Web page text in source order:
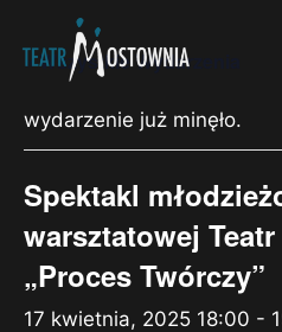
« Wszystkie Wydarzenia
wydarzenie już minęło.
Spektakl
warsztatowej
„Proces Twórczy”
17 kwietnia, 2025 18:00 -